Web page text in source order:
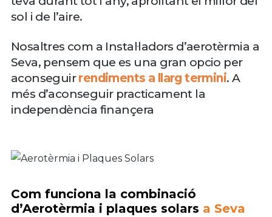
sol i de l’aire.
Nosaltres com a Instal·ladors d’aerotèrmia a
Seva, pensem que es una gran opcio per
aconseguir rendiments a llarg termini. A
més d’aconseguir practicament la
independència finançera
Com funciona la combinació
d’Aerotèrmia i plaques solars a Seva